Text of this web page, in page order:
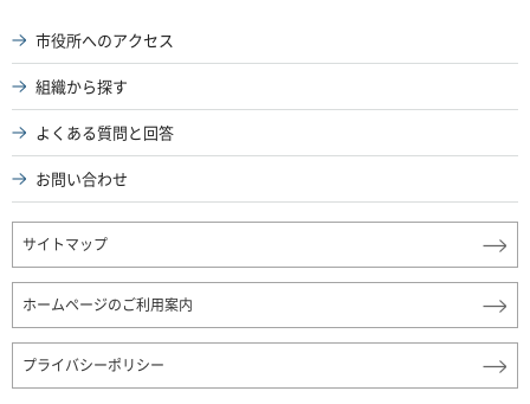
市役所へのアクセス
組織から探す
よくある質問と回答
お問い合わせ
サイトマップ
ホームページのご利用案内
プライバシーポリシー